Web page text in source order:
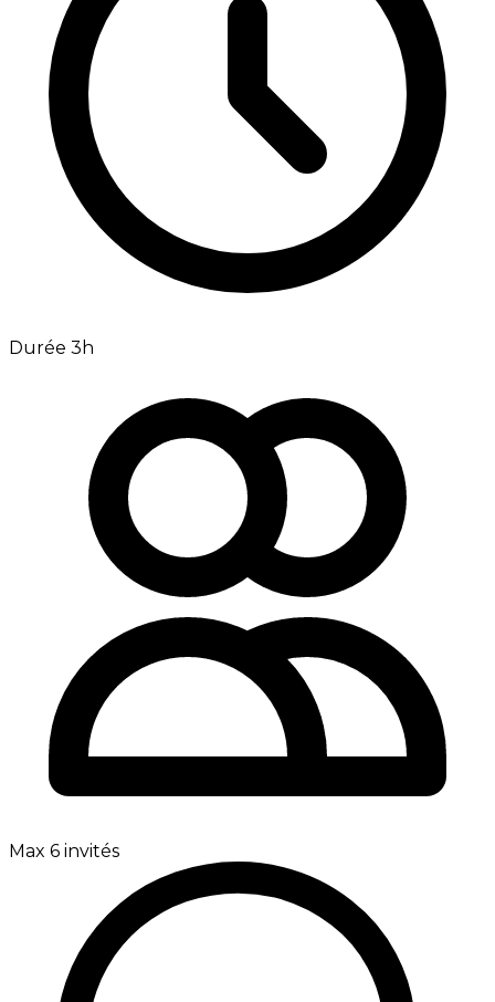
Durée 3h
Max 6 invités